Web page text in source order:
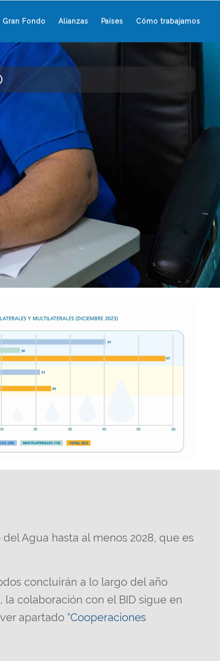
Gran Fondo Alianzas Países Cómo trabajamos
Agua hasta al menos 2028, que es
concluirán a lo largo del año
colaboración con el BID sigue en
apartado “Cooperaciones